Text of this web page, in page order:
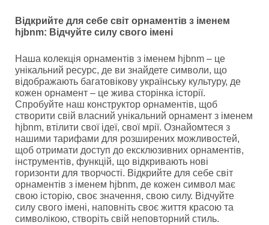
Відкрийте для себе світ орнаментів з іменем
hjbnm: Відчуйте силу свого імені
Наша колекція орнаментів з іменем hjbnm – це
унікальний ресурс, де ви знайдете символи, що
відображають багатовікову українську культуру, де
кожен орнамент – це жива сторінка історії.
Спробуйте наш конструктор орнаментів, щоб
створити свій власний унікальний орнамент з іменем
hjbnm, втілити свої ідеї, свої мрії. Ознайомтеся з
нашими тарифами для розширених можливостей,
щоб отримати доступ до ексклюзивних орнаментів,
інструментів, функцій, що відкривають нові
горизонти для творчості. Відкрийте для себе світ
орнаментів з іменем hjbnm, де кожен символ має
свою історію, своє значення, свою силу. Відчуйте
силу свого імені, наповніть своє життя красою та
символікою, створіть свій неповторний стиль.